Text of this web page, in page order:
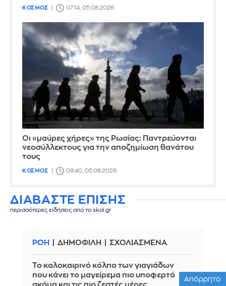
ΚΟΣΜΟΣ 07:14, 05.08.2026
Οι «μαύρες χήρες» της Ρωσίας: Παντρεύονται
νεοσύλλεκτους για την αποζημίωση θανάτου
τους
ΚΟΣΜΟΣ 09:40, 05.08.2026
ΔΙΑΒΑΣΤΕ ΕΠΙΣΗΣ
περισσότερες ειδήσεις από το skai.gr
ΡΟΗ ΔΗΜΟΦΙΛΗ ΣΧΟΛΙΑΣΜΕΝΑ
Το καλοκαιρινό κόλπο των γιαγιάδων
που κάνει το μαγείρεμα πιο υποφερτό
Απόρρητο